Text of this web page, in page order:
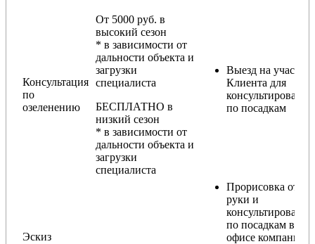
Консультация
по
озеленению
От 5000 руб. в
высокий сезон
* в зависимости от
дальности объекта и
загрузки
специалиста
БЕСПЛАТНО в
низкий сезон
* в зависимости от
дальности объекта и
загрузки
специалиста
Выезд на участок
Клиента для
консультирования
по посадкам
Эскиз
Прорисовка от
руки и
консультирование
по посадкам в
офисе компании